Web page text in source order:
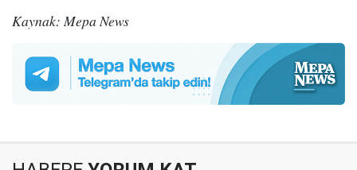
Kaynak: Mepa News